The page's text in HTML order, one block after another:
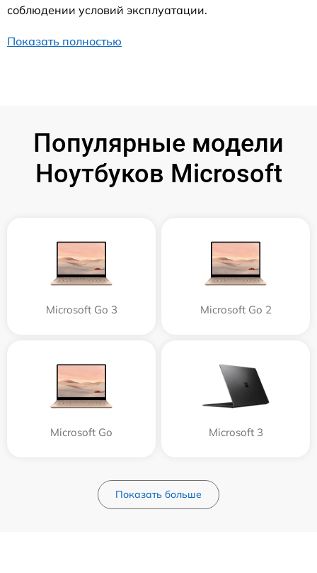
соблюдении условий эксплуатации.
Показать полностью
Популярные модели
Ноутбуков Microsoft
Microsoft Go 3 Microsoft Go 2
Microsoft Go Microsoft 3
Показать больше